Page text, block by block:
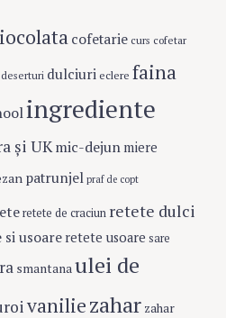
cofetarie curs cofetar
deserturi dulciuri eclere faina
ingrediente
şi UKmic-dejun miere
patrunjel praf de copt
retete de craciun retete dulci
si usoare retete usoare sare
smantanaulei de
vaniliezahar zahar